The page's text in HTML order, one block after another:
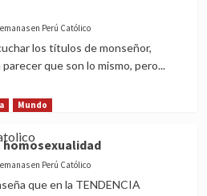
en Perú Católico
los títulos de monseñor,
que son lo mismo, pero...
Mundo
homosexualidad
en Perú Católico
que en la TENDENCIA